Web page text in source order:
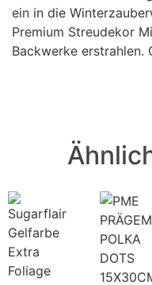
ein in die
Premium Streudekor
Backwerke erstrahlen.